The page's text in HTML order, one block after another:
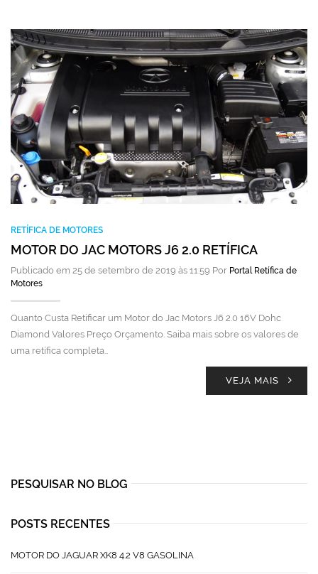
RETÍFICA DE MOTORES
MOTOR DO JAC MOTORS J6 2.0 RETÍFICA
Publicado em 25 de setembro de 2019 às 11:59 Por Portal Retífica de
Motores
Quanto Custa Retificar um Motor do Jac Motors J6 2.0 16V Dohc
Diamond Valores Preço Orçamento. Saiba mais sobre os valores de
uma retífica completa…
VEJA MAIS
PESQUISAR NO BLOG
POSTS RECENTES
MOTOR DO JAGUAR XK8 4.2 V8 GASOLINA